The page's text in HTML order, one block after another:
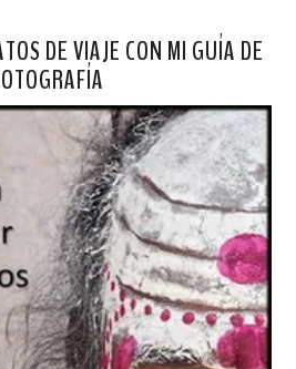
DE VIAJE CON MI GUÍA DE